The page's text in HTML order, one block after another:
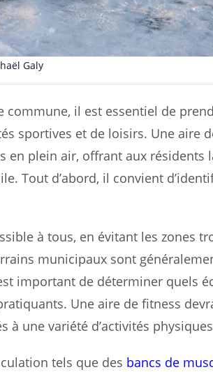
Galy
il est essentiel de
sportives et de loisirs. Une aire
en plein air, offrant aux résidents
Tout d’abord, il convient
à tous, en évitant les zones
municipaux sont
important de déterminer quels
Une aire de fitness
une variété d’activités
tels que des bancs de